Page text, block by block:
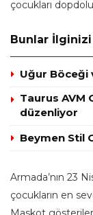
çocukları
Bunlar
Uğur Böceği
Taurus AVM
düzenliyor
Beymen Stil
Armada’nın 23
çocukların en